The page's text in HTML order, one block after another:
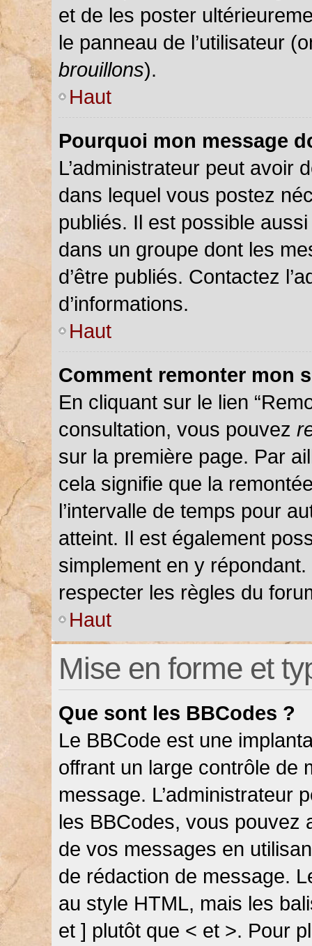
et de les poster
le panneau de l’utilisateur
brouillons).
Haut
Pourquoi mon message
L’administrateur peut avoir
dans lequel vous postez
publiés. Il est possible
dans un groupe dont les
d’être publiés. Contactez
d’informations.
Haut
Comment remonter mon
En cliquant sur le lien
consultation, vous pouvez
sur la première page. Par
cela signifie que la
l’intervalle de temps pour
atteint. Il est également
simplement en y
respecter les règles du
Haut
Mise en forme et
Que sont les BBCodes ?
Le BBCode est une
offrant un large contrôle de
message. L’administrateur
les BBCodes, vous pouvez
de vos messages en
de rédaction de message.
au style HTML, mais les
et ] plutôt que < et >. Pour